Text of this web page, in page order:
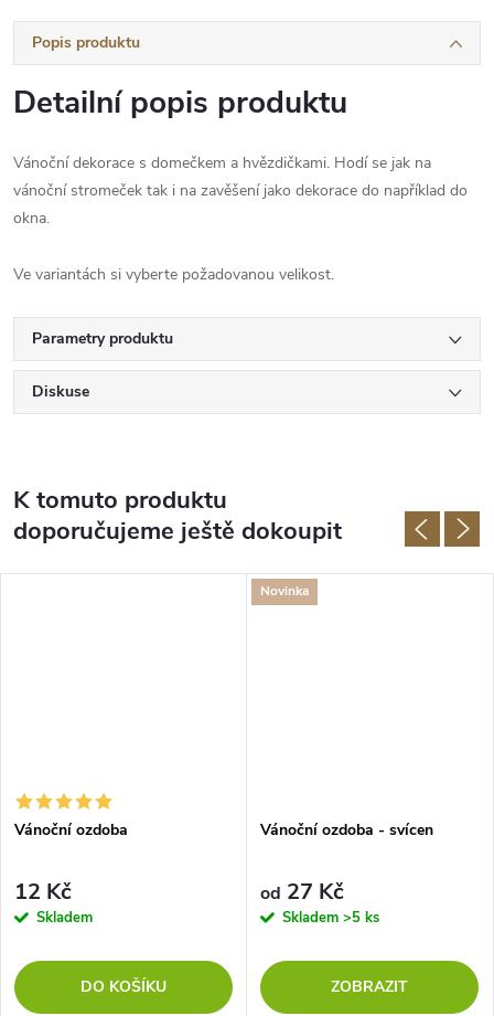
Popis produktu
Detailní popis produktu
Vánoční dekorace s domečkem a hvězdičkami. Hodí se jak na
vánoční stromeček tak i na zavěšení jako dekorace do například do
okna.
Ve variantách si vyberte požadovanou velikost.
Parametry produktu
Diskuse
K tomuto produktu
doporučujeme ještě dokoupit
Vánoční ozdoba
12 Kč
Skladem
DO KOŠÍKU
Novinka
Vánoční ozdoba - svícen
od 27 Kč
Skladem >5 ks
ZOBRAZIT